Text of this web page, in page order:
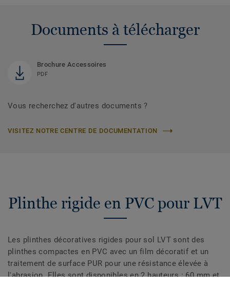
Documents à télécharger
Brochure Accessoires
PDF
Vous recherchez d'autres documents ?
VISITEZ NOTRE CENTRE DE DOCUMENTATION
Plinthe rigide en PVC pour LVT
Les plinthes décoratives rigides pour sol LVT sont des
plinthes compactes en PVC avec un film décoratif et un
traitement de surface PUR pour une résistance élevée à
l'abrasion. Elles sont disponibles en 2 hauteurs : 60 mm et